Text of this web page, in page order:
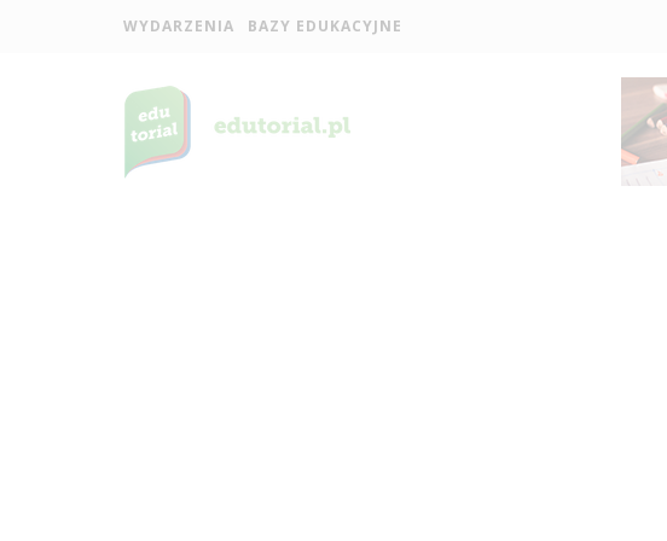
WYDARZENIA BAZY EDUKACYJNE